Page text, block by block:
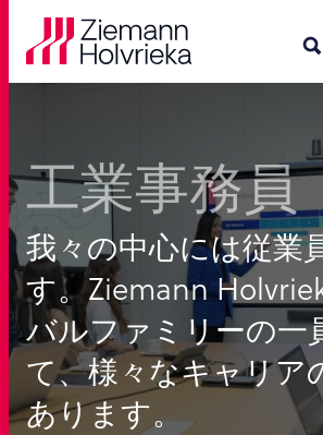
工業事務員
我々の中心には従業
す。Ziemann
バルファミリーの一
て、様々なキャリア
あります。